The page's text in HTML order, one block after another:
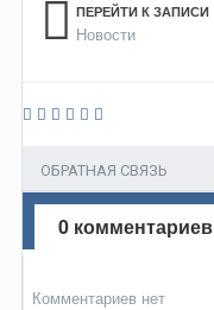
ПЕРЕЙТИ К ЗАПИСИ
Новости
ОБРАТНАЯ СВЯЗЬ
0 комментариев
Комментариев нет